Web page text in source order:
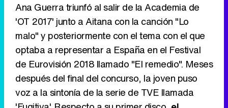
Ana Guerra triunfó al salir de la Academia de
'OT 2017' junto a Aitana con la canción "Lo
malo" y posteriormente con el tema con el que
optaba a representar a España en el Festival
de Eurovisión 2018 llamado "El remedio". Meses
después del final del concurso, la joven puso
voz a la sintonía de la serie de TVE llamada